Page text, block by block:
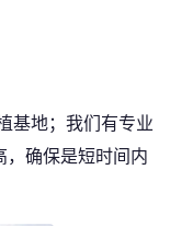
基地；我们有专业
，确保是短时间内